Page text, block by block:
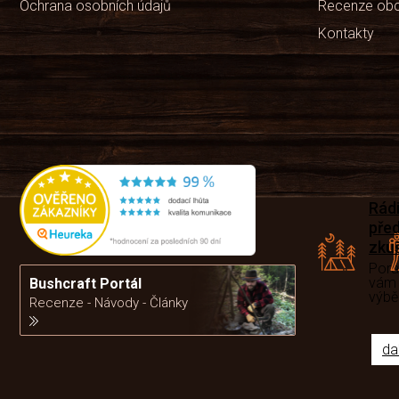
Ochrana osobních údajů
Recenze
Kontakty
Bushcraft Portál
Recenze - Návody - Články
Rádi
vám